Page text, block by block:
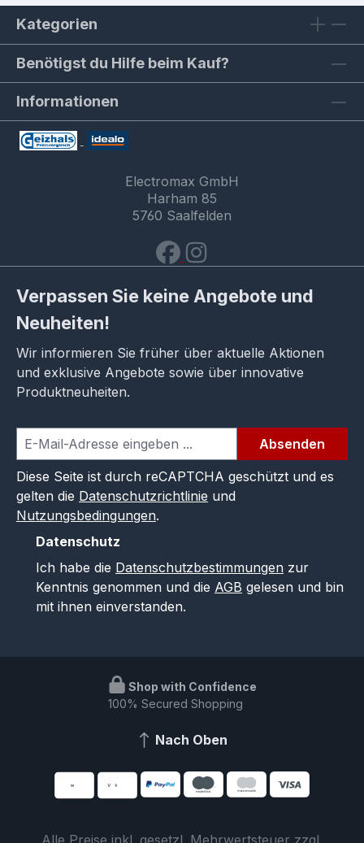
Kategorien
Benötigst du Hilfe beim Kauf?
Informationen
Electromax GmbH
Harham 85
5760 Saalfelden
Verpassen Sie keine Angebote und
Neuheiten!
Wir informieren Sie früher über aktuelle Aktionen
und exklusive Angebote sowie über innovative
Produktneuheiten.
Absenden
Diese Seite ist durch reCAPTCHA geschützt und es
gelten die Datenschutzrichtlinie und
Nutzungsbedingungen.
Datenschutz
Ich habe die Datenschutzbestimmungen zur
Kenntnis genommen und die AGB gelesen und bin
mit ihnen einverstanden.
Shop with Confidence
100% Secured Shopping
Nach Oben